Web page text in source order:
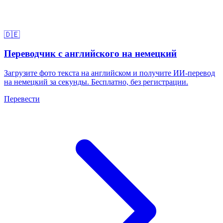
🇩🇪
Переводчик с английского на немецкий
Загрузите фото текста на английском и получите ИИ-перевод
на немецкий за секунды. Бесплатно, без регистрации.
Перевести